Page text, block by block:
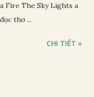
Fire The Sky Lights a
thơ ...
CHI TIẾT »